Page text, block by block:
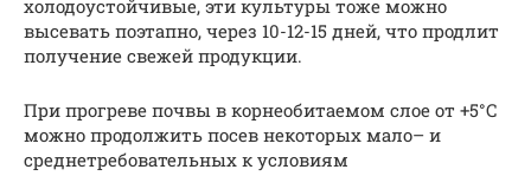
холодоустойчивые, эти культуры тоже можно
высевать поэтапно, через 10-12-15 дней, что продлит
получение свежей продукции.
При прогреве почвы в корнеобитаемом слое от +5°С
можно продолжить посев некоторых мало– и
среднетребовательных к условиям